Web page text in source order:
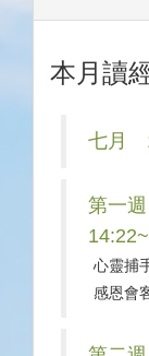
本月讀
七月
第一
心靈捕
感恩會